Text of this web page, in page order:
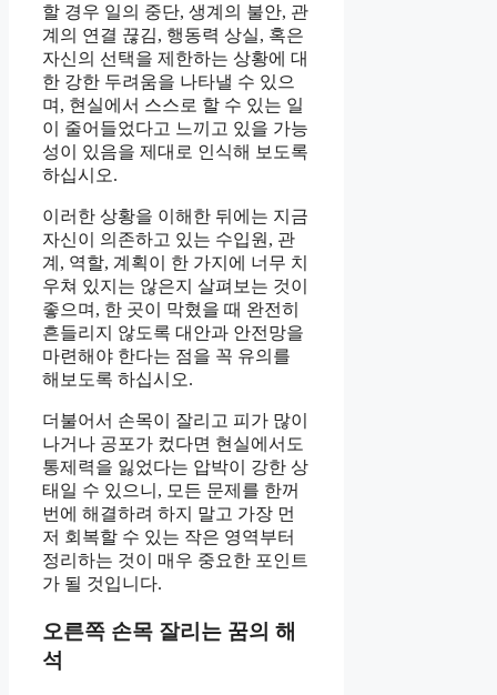
할 경우 일의 중단, 생계의 불안, 관
계의 연결 끊김, 행동력 상실, 혹은
자신의 선택을 제한하는 상황에 대
한 강한 두려움을 나타낼 수 있으
며, 현실에서 스스로 할 수 있는 일
이 줄어들었다고 느끼고 있을 가능
성이 있음을 제대로 인식해 보도록
하십시오.
이러한 상황을 이해한 뒤에는 지금
자신이 의존하고 있는 수입원, 관
계, 역할, 계획이 한 가지에 너무 치
우쳐 있지는 않은지 살펴보는 것이
좋으며, 한 곳이 막혔을 때 완전히
흔들리지 않도록 대안과 안전망을
마련해야 한다는 점을 꼭 유의를
해보도록 하십시오.
더불어서 손목이 잘리고 피가 많이
나거나 공포가 컸다면 현실에서도
통제력을 잃었다는 압박이 강한 상
태일 수 있으니, 모든 문제를 한꺼
번에 해결하려 하지 말고 가장 먼
저 회복할 수 있는 작은 영역부터
정리하는 것이 매우 중요한 포인트
가 될 것입니다.
오른쪽 손목 잘리는 꿈의 해
석